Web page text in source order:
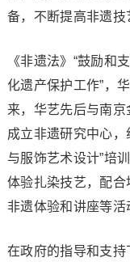
备，不断提高非遗技
《非遗法》“鼓励和
化遗产保护工作”，
来，华艺先后与南
成立非遗研究中心，
与服饰艺术设计”培
体验扎染技艺，配
非遗体验和讲座等活
在政府的指导和支持